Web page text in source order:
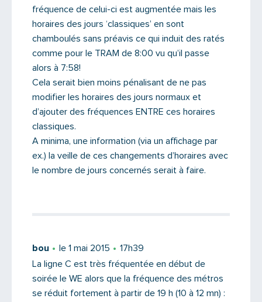
Saisissez le code
fréquence de celui-ci est augmentée mais les
horaires des jours ‘classiques’ en sont
chamboulés sans préavis ce qui induit des ratés
comme pour le TRAM de 8:00 vu qu’il passe
alors à 7:58!
Cela serait bien moins pénalisant de ne pas
modifier les horaires des jours normaux et
d’ajouter des fréquences ENTRE ces horaires
classiques.
A minima, une information (via un affichage par
ex.) la veille de ces changements d’horaires avec
le nombre de jours concernés serait à faire.
bou le 1 mai 2015
17h39
La ligne C est très fréquentée en début de
soirée le WE alors que la fréquence des métros
se réduit fortement à partir de 19 h (10 à 12 mn) :